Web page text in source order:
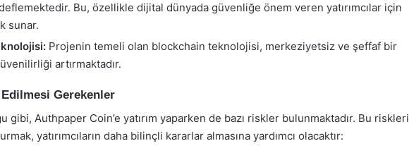
Bu, özellikle dijital dünyada güvenliğe önem veren yatırımcılar için
sunar.
Projenin temeli olan blockchain teknolojisi, merkeziyetsiz ve şeffaf bir
artırmaktadır.
Gerekenler
gibi, Authpaper Coin’e yatırım yaparken de bazı riskler bulunmaktadır. Bu riskleri
yatırımcıların daha bilinçli kararlar almasına yardımcı olacaktır: